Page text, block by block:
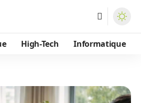
High-Tech Informatique